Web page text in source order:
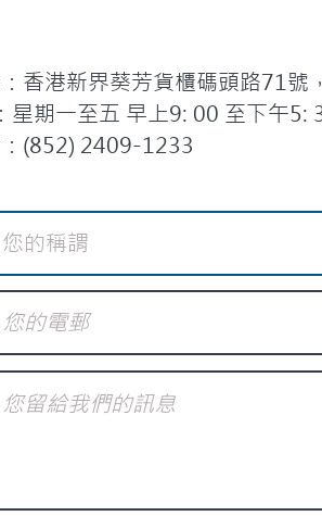
新界葵芳貨櫃碼頭路71號
星期一至五 早上9: 00 至下午5:
2409-1233